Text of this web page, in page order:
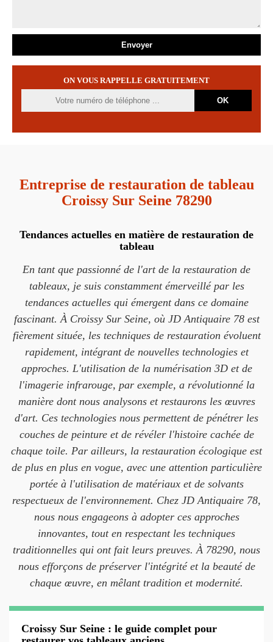
ON VOUS RAPPELLE GRATUITEMENT
Entreprise de restauration de tableau
Croissy Sur Seine 78290
Tendances actuelles en matière de restauration de
tableau
En tant que passionné de l'art de la restauration de
tableaux, je suis constamment émerveillé par les
tendances actuelles qui émergent dans ce domaine
fascinant. À Croissy Sur Seine, où JD Antiquaire 78 est
fièrement située, les techniques de restauration évoluent
rapidement, intégrant de nouvelles technologies et
approches. L'utilisation de la numérisation 3D et de
l'imagerie infrarouge, par exemple, a révolutionné la
manière dont nous analysons et restaurons les œuvres
d'art. Ces technologies nous permettent de pénétrer les
couches de peinture et de révéler l'histoire cachée de
chaque toile. Par ailleurs, la restauration écologique est
de plus en plus en vogue, avec une attention particulière
portée à l'utilisation de matériaux et de solvants
respectueux de l'environnement. Chez JD Antiquaire 78,
nous nous engageons à adopter ces approches
innovantes, tout en respectant les techniques
traditionnelles qui ont fait leurs preuves. À 78290, nous
nous efforçons de préserver l'intégrité et la beauté de
chaque œuvre, en mêlant tradition et modernité.
Croissy Sur Seine : le guide complet pour